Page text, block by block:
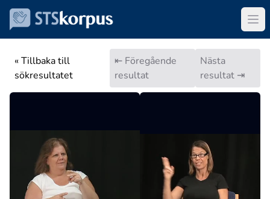
« Tillbaka till
sökresultatet
⇤ Föregående
resultat
Nästa
resultat ⇥